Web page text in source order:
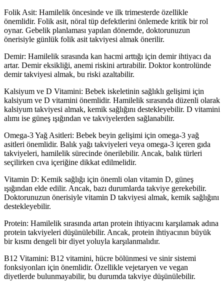
Folik Asit: Hamilelik öncesinde ve ilk trimesterde özellikle
önemlidir. Folik asit, nöral tüp defektlerini önlemede kritik bir rol
oynar. Gebelik planlaması yapılan dönemde, doktorunuzun
önerisiyle günlük folik asit takviyesi almak önerilir.
Demir: Hamilelik sırasında kan hacmi arttığı için demir ihtiyacı da
artar. Demir eksikliği, anemi riskini artırabilir. Doktor kontrolünde
demir takviyesi almak, bu riski azaltabilir.
Kalsiyum ve D Vitamini: Bebek iskeletinin sağlıklı gelişimi için
kalsiyum ve D vitamini önemlidir. Hamilelik sırasında düzenli olarak
kalsiyum takviyesi almak, kemik sağlığını destekleyebilir. D vitamini
alımı ise güneş ışığından ve takviyelerden sağlanabilir.
Omega-3 Yağ Asitleri: Bebek beyin gelişimi için omega-3 yağ
asitleri önemlidir. Balık yağı takviyeleri veya omega-3 içeren gıda
takviyeleri, hamilelik sürecinde önerilebilir. Ancak, balık türleri
seçilirken cıva içeriğine dikkat edilmelidir.
Vitamin D: Kemik sağlığı için önemli olan vitamin D, güneş
ışığından elde edilir. Ancak, bazı durumlarda takviye gerekebilir.
Doktorunuzun önerisiyle vitamin D takviyesi almak, kemik sağlığını
destekleyebilir.
Protein: Hamilelik sırasında artan protein ihtiyacını karşılamak adına
protein takviyeleri düşünülebilir. Ancak, protein ihtiyacının büyük
bir kısmı dengeli bir diyet yoluyla karşılanmalıdır.
B12 Vitamini: B12 vitamini, hücre bölünmesi ve sinir sistemi
fonksiyonları için önemlidir. Özellikle vejetaryen ve vegan
diyetlerde bulunmayabilir, bu durumda takviye düşünülebilir.